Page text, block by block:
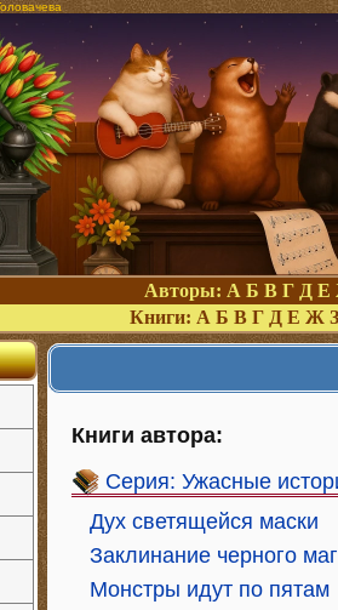
Авторы: А Б В Г Д Е
Книги: А Б В Г Д Е Ж З
Книги автора:
Серия: Ужасные
Дух светящейся маски
Заклинание черного
Монстры идут по пятам